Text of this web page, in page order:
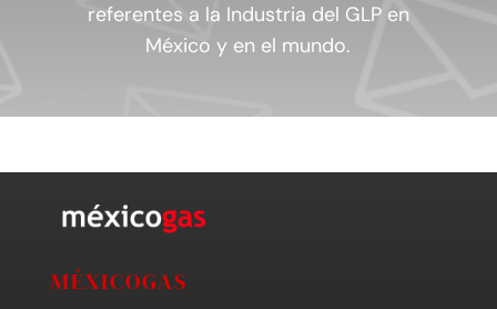
referentes a la Industria del GLP en
México y en el mundo.
MÉXICOGAS